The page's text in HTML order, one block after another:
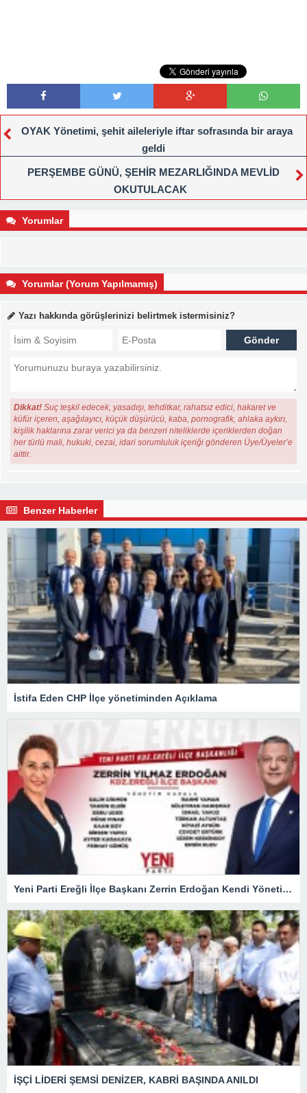
OYAK Yönetimi, şehit aileleriyle iftar sofrasında bir araya
geldi
PERŞEMBE GÜNÜ, ŞEHİR MEZARLIĞINDA MEVLİD
OKUTULACAK
Yorumlar
Yorumlar (Yorum Yapılmamış)
Yazı hakkında görüşlerinizi belirtmek istermisiniz?
Dikkat! Suç teşkil edecek, yasadışı, tehditkar, rahatsız edici, hakaret ve
küfür içeren, aşağılayıcı, küçük düşürücü, kaba, pornografik, ahlaka aykırı,
kişilik haklarına zarar verici ya da benzeri niteliklerde içeriklerden doğan
her türlü mali, hukuki, cezai, idari sorumluluk içeriği gönderen Üye/Üyeler’e
aittir.
Benzer Haberler
İstifa Eden CHP İlçe yönetiminden Açıklama
Yeni Parti Ereğli İlçe Başkanı Zerrin Erdoğan Kendi Yönetimini Seçti
İŞÇİ LİDERİ ŞEMSİ DENİZER, KABRİ BAŞINDA ANILDI